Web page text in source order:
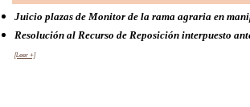
Juicio plazas de Monitor de la rama agraria en
Resolución al Recurso de Reposición interpuesto
[Leer +]